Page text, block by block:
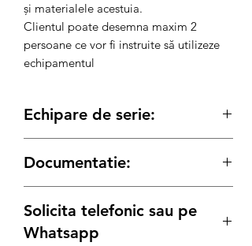
și materialele acestuia.
Clientul poate desemna maxim 2
persoane ce vor fi instruite să utilizeze
echipamentul
Echipare de serie:
Pompa multifunctionala ImerSmall 50
Debit material1,2-26 l/min.
Capacitate rezervor material50 l
Documentatie:
Solicita telefonic sau pe
Whatsapp